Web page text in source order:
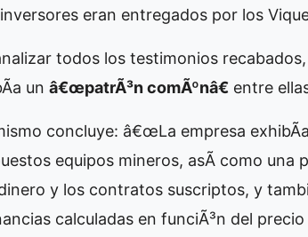
eran entregados por los
todos los testimonios
un â€œpatrÃ³n comÃºnâ€ entre
concluye: â€œLa empresa
equipos mineros, asÃ­ como una
y los contratos suscriptos, y
calculadas en funciÃ³n del